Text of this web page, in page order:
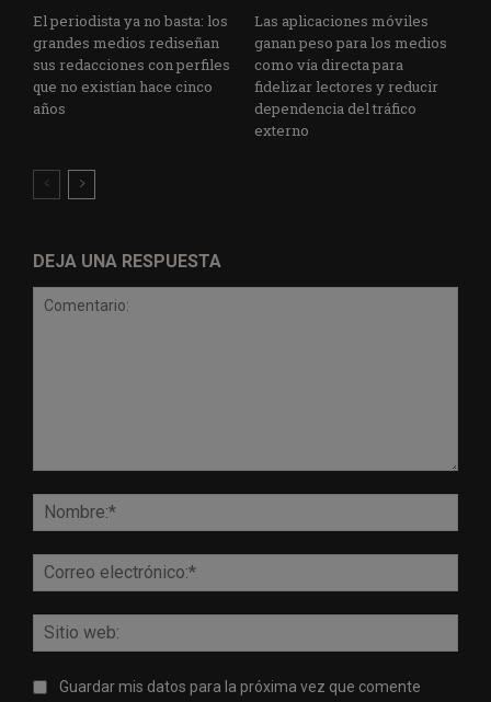
El periodista ya no basta: los
grandes medios rediseñan
sus redacciones con perfiles
que no existían hace cinco
años
Las aplicaciones móviles
ganan peso para los medios
como vía directa para
fidelizar lectores y reducir
dependencia del tráfico
externo
DEJA UNA RESPUESTA
Guardar mis datos para la próxima vez que comente